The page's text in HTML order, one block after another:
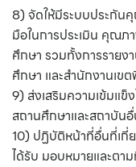
8) จัดให้มีระบบประกัน
มือในการประเมิน คุณ
ศึกษา รวมทั้งการรายง
ศึกษา และสํานักงานเ
9) ส่งเสริมความเข้มแ
สถานศึกษาและสถาบัน
10) ปฏิบัติหน้าที่อื่นที่เกี่
ได้รับ มอบหมายและตา